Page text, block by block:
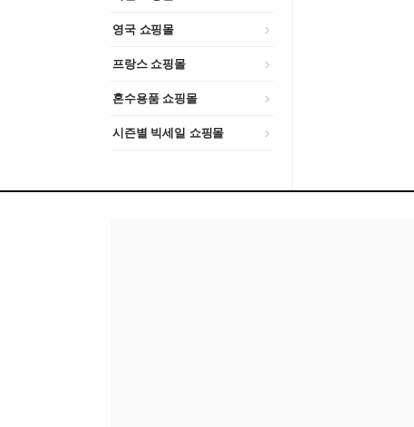
영국 쇼핑몰
프랑스 쇼핑몰
혼수용품 쇼핑몰
시즌별 빅세일 쇼핑몰